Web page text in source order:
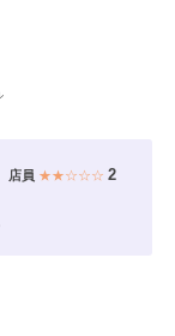
店員 ★★☆☆☆2